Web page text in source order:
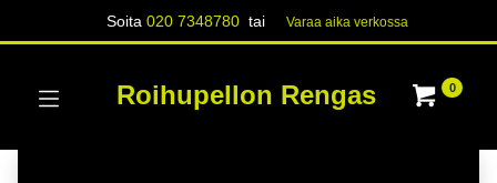
Soita020 7348780 tai Varaa aika verk​​​​ossa
Roihupellon Rengas 0